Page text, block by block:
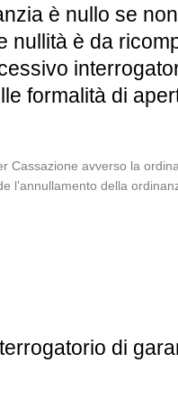
è nullo se
nullità è da
formalità di
Cassazione avverso la
della
di